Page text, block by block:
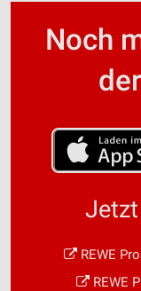
Noch
REWE
REWE